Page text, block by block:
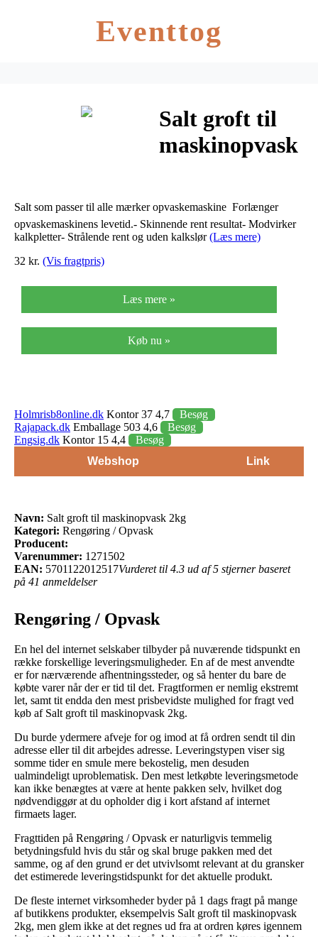
Eventtog
Salt groft til
maskinopvask
Salt som passer til alle mærker opvaskemaskine  Forlænger
opvaskemaskinens levetid.- Skinnende rent resultat- Modvirker
kalkpletter- Strålende rent og uden kalkslør(Læs mere)
32 kr. (Vis fragtpris)
Læs mere »
Køb nu »
Holmrisb8online.dk Kontor 37 4,7
Besøg
Rajapack.dk Emballage 503 4,6
Besøg
Engsig.dk Kontor 15 4,4
Besøg
Webshop
Link
Navn: Salt groft til maskinopvask 2kg
Kategori: Rengøring / Opvask
Producent:
Varenummer: 1271502
EAN: 5701122012517Vurderet til 4.3 ud af 5 stjerner baseret
på 41 anmeldelser
Rengøring / Opvask
En hel del internet selskaber tilbyder på nuværende tidspunkt en
række forskellige leveringsmuligheder. En af de mest anvendte
er for nærværende afhentningssteder, og så henter du bare de
købte varer når der er tid til det. Fragtformen er nemlig ekstremt
let, samt tit endda den mest prisbevidste mulighed for fragt ved
køb af Salt groft til maskinopvask 2kg.
Du burde ydermere afveje for og imod at få ordren sendt til din
adresse eller til dit arbejdes adresse. Leveringstypen viser sig
somme tider en smule mere bekostelig, men desuden
ualmindeligt uproblematisk. Den mest letkøbte leveringsmetode
kan ikke benægtes at være at hente pakken selv, hvilket dog
nødvendiggør at du opholder dig i kort afstand af internet
firmaets lager.
Fragttiden på Rengøring / Opvask er naturligvis temmelig
betydningsfuld hvis du står og skal bruge pakken med det
samme, og af den grund er det utvivlsomt relevant at du gransker
det estimerede leveringstidspunkt for det aktuelle produkt.
De fleste internet virksomheder byder på 1 dags fragt på mange
af butikkens produkter, eksempelvis Salt groft til maskinopvask
2kg, men glem ikke at det regnes ud fra at ordren køres igennem